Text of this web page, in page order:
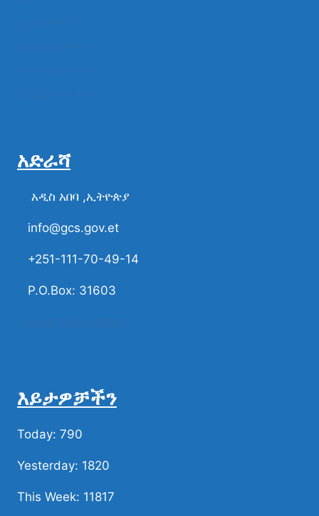
አድራሻ
አዲስ አበባ ,ኢትዮጵያ
info@gcs.gov.et
+251-111-70-49-14
P.O.Box: 31603
እይታዎቻችን
Today: 790
Yesterday: 1820
This Week: 11817